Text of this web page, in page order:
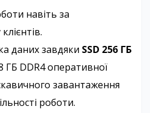
навіть за
даних завдяки SSD 256 ГБ
ГБ DDR4 оперативної
завантаження
роботи.